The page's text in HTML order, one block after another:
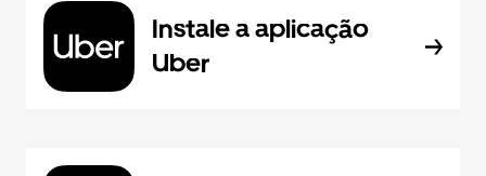
Instale a aplicação
Uber